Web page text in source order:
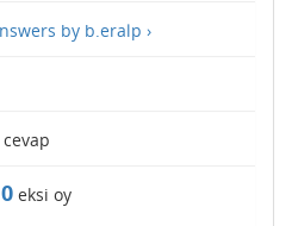
by b.eralp ›
cevap
0 eksi oy